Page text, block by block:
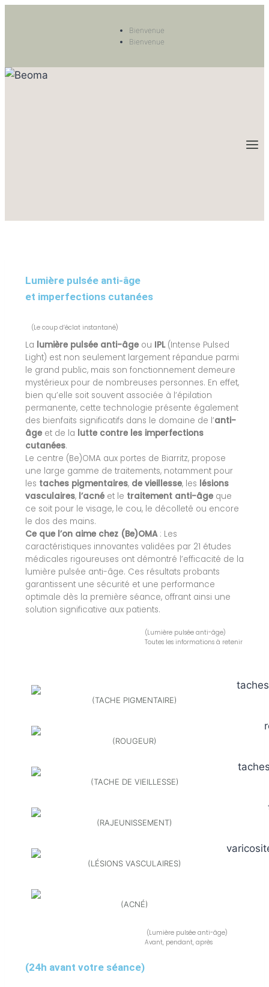
Bienvenue
Bienvenue
Lumière pulsée anti-âge
et imperfections cutanées
(Le coup d’éclat instantané)
La lumière pulsée anti-âge ou IPL (Intense Pulsed
Light) est non seulement largement répandue parmi
le grand public, mais son fonctionnement demeure
mystérieux pour de nombreuses personnes. En effet,
bien qu’elle soit souvent associée à l’épilation
permanente, cette technologie présente également
des bienfaits significatifs dans le domaine de l’anti-
âge et de la lutte contre les imperfections
cutanées.
Le centre (Be)OMA aux portes de Biarritz, propose
une large gamme de traitements, notamment pour
les taches pigmentaires, de vieillesse, les lésions
vasculaires, l’acné et le traitement anti-âge que
ce soit pour le visage, le cou, le décolleté ou encore
le dos des mains.
Ce que l’on aime chez (Be)OMA: Les
caractéristiques innovantes validées par 21 études
médicales rigoureuses ont démontré l’efficacité de la
lumière pulsée anti-âge. Ces résultats probants
garantissent une sécurité et une performance
optimale dès la première séance, offrant ainsi une
solution significative aux patients.
(Lumière pulsée anti-âge)
Toutes les informations à retenir
(TACHE PIGMENTAIRE)
(ROUGEUR)
(TACHE DE VIEILLESSE)
(RAJEUNISSEMENT)
(LÉSIONS VASCULAIRES)
(ACNÉ)
(Lumière pulsée anti-âge)
Avant, pendant, après
(24h avant votre séance)